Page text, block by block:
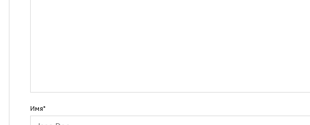
Имя*